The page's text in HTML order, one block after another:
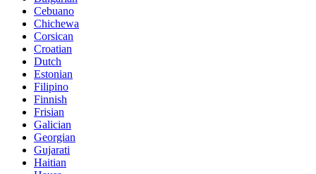
Cebuano
Chichewa
Corsican
Croatian
Dutch
Estonian
Filipino
Finnish
Frisian
Galician
Georgian
Gujarati
Haitian